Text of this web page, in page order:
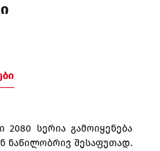
სერია გამოიყენება
ნაწილობრივ შესაფუთად.